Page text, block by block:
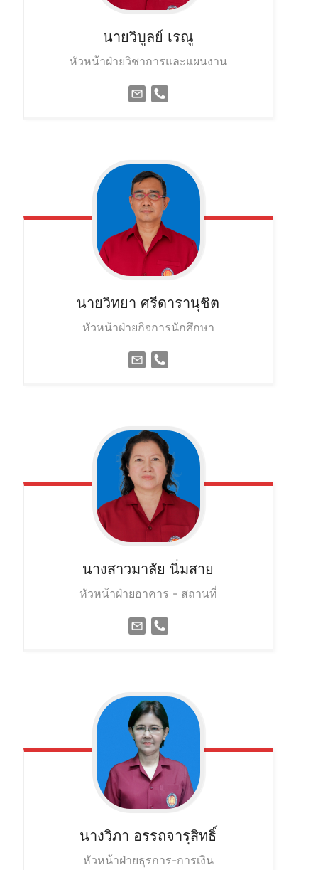
นายวิบูลย์ เรณู
หัวหน้าฝ่ายวิชาการและแผนงาน
นายวิทยา ศรีดารานุชิต
หัวหน้าฝ่ายกิจการนักศึกษา
นางสาวมาลัย นิ่มสาย
หัวหน้าฝ่ายอาคาร - สถานที่
นางวิภา อรรถจารุสิทธิ์
หัวหน้าฝ่ายธุรการ-การเงิน